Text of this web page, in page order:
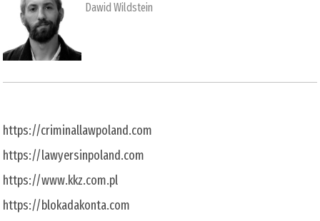
Dawid Wildstein
https://criminallawpoland.com
https://lawyersinpoland.com
https://www.kkz.com.pl
https://blokadakonta.com